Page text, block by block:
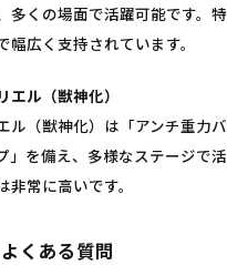
多くの場面で活躍可能です。
幅広く支持されています。
エル（獣神化）
ル（獣神化）は「アンチ重力
」を備え、多様なステージで
非常に高いです。
くある質問